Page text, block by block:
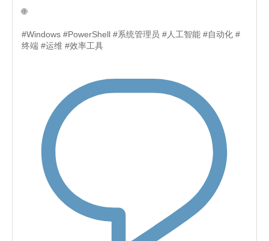
🌐
#Windows #PowerShell #系统管理员 #人工智能 #自动化 #
终端 #运维 #效率工具